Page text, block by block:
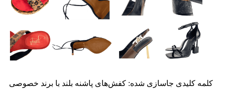
کلمه کلیدی جاسازی شده: کفش‌های پاشنه بلند با برند خصوصی